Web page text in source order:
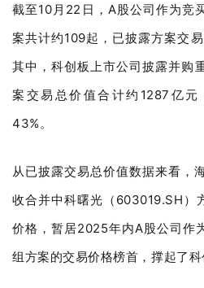
截至10月22日，A股公司作为竞
案共计约109起，已披露方案交
其中，科创板上市公司披露并购
案交易总价值合计约1287亿元
43%。
从已披露交易总价值数据来看，
收合并中科曙光（603019.SH）
价格，暂居2025年内A股公司作
组方案的交易价格榜首，撑起了科